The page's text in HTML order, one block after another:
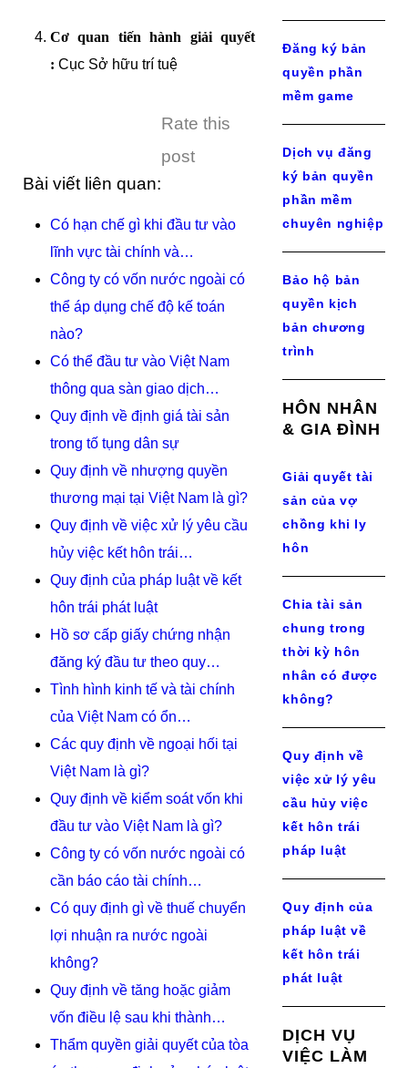
Cơ quan tiến hành giải quyết
: Cục Sở hữu trí tuệ
Rate this
post
Bài viết liên quan:
Có hạn chế gì khi đầu tư vào
lĩnh vực tài chính và…
Công ty có vốn nước ngoài có
thể áp dụng chế độ kế toán
nào?
Có thể đầu tư vào Việt Nam
thông qua sàn giao dịch…
Quy định về định giá tài sản
trong tố tụng dân sự
Quy định về nhượng quyền
thương mại tại Việt Nam là gì?
Quy định về việc xử lý yêu cầu
hủy việc kết hôn trái…
Quy định của pháp luật về kết
hôn trái phát luật
Hồ sơ cấp giấy chứng nhận
đăng ký đầu tư theo quy…
Tình hình kinh tế và tài chính
của Việt Nam có ổn…
Các quy định về ngoại hối tại
Việt Nam là gì?
Quy định về kiểm soát vốn khi
đầu tư vào Việt Nam là gì?
Công ty có vốn nước ngoài có
cần báo cáo tài chính…
Có quy định gì về thuế chuyển
lợi nhuận ra nước ngoài
không?
Quy định về tăng hoặc giảm
vốn điều lệ sau khi thành…
Thẩm quyền giải quyết của tòa
Đăng ký bản
quyền phần
mềm game
Dịch vụ đăng
ký bản quyền
phần mềm
chuyên nghiệp
Bảo hộ bản
quyền kịch
bản chương
trình
HÔN NHÂN
& GIA ĐÌNH
Giải quyết tài
sản của vợ
chồng khi ly
hôn
Chia tài sản
chung trong
thời kỳ hôn
nhân có được
không?
Quy định về
việc xử lý yêu
cầu hủy việc
kết hôn trái
pháp luật
Quy định của
pháp luật về
kết hôn trái
phát luật
DỊCH VỤ
VIỆC LÀM